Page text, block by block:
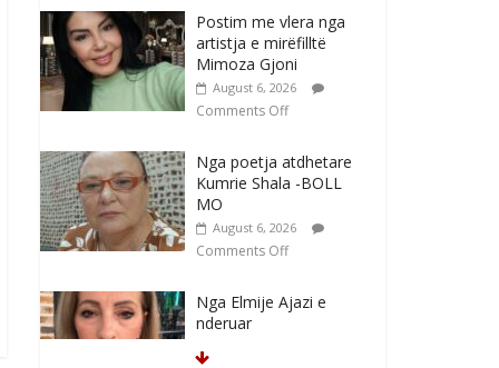
Postim me vlera nga
artistja e mirëfilltë
Mimoza Gjoni
August 6, 2026
Comments Off
Nga poetja atdhetare
Kumrie Shala -BOLL
MO
August 6, 2026
Comments Off
Nga Elmije Ajazi e
nderuar